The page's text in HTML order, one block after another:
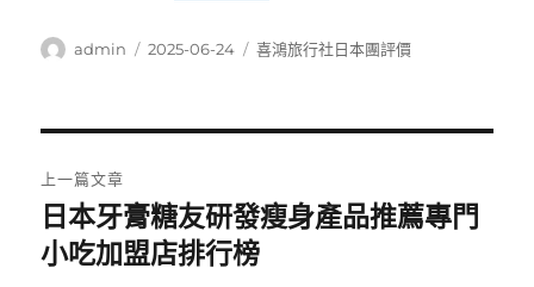
作
admin
發
2025-06-24
分
喜鴻旅行社日本團評價
章
導
上一篇文章
上
一
日本牙膏糖友研發瘦身產品推薦專門
小吃加盟店排行榜